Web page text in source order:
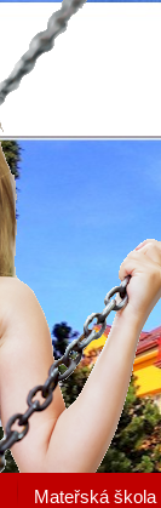
Mateřská škola